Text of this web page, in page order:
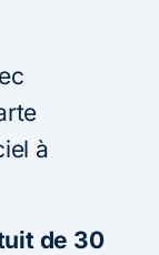
à
de 30